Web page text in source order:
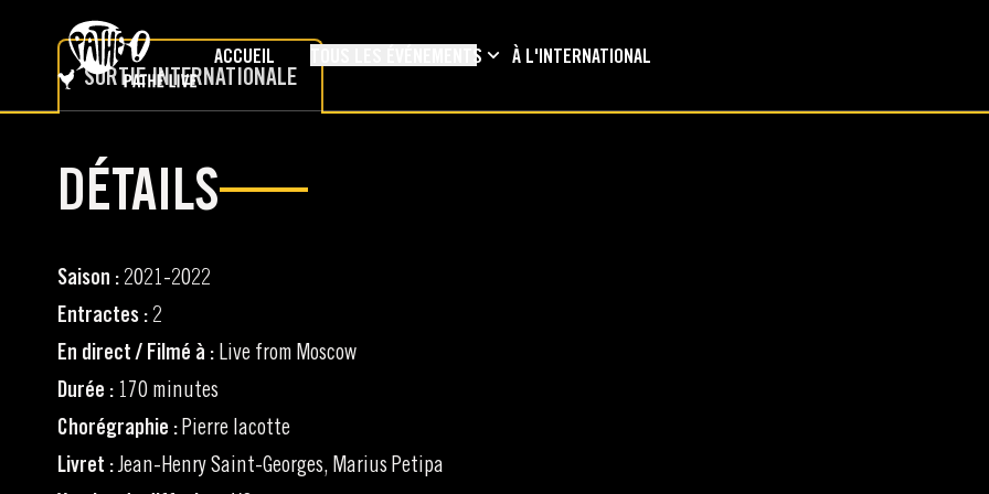
ACCUEIL
TOUS LES ÉVÉNEMENTS À L'INTERNATIONAL
SORTIE INTERNATIONALE
DÉTAILS
Saison : 2021-2022
Entractes : 2
En direct / Filmé à : Live from Moscow
Durée : 170 minutes
Chorégraphie :Pierre lacotte
Livret :Jean-Henry Saint-Georges, Marius Petipa